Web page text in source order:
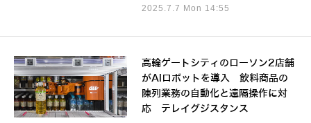
2025.7.7 Mon 14:55
高輪ゲートシティのローソン2店舗
がAIロボットを導入 飲料商品の
陳列業務の自動化と遠隔操作に対
応 テレイグジスタンス